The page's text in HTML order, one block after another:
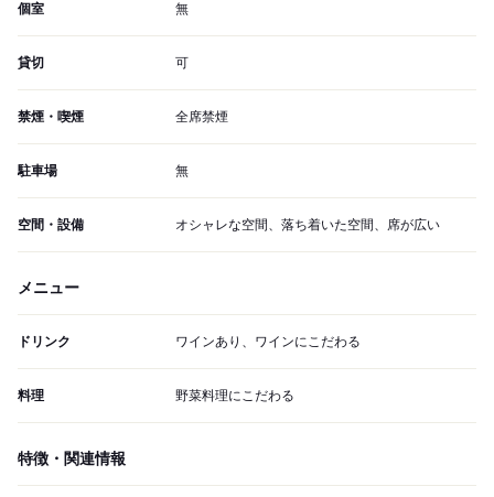
個室 無
貸切 可
禁煙・喫煙 全席禁煙
駐車場 無
空間・設備 オシャレな空間、落ち着いた空間、席が広い
メニュー
ドリンク ワインあり、ワインにこだわる
料理 野菜料理にこだわる
特徴・関連情報